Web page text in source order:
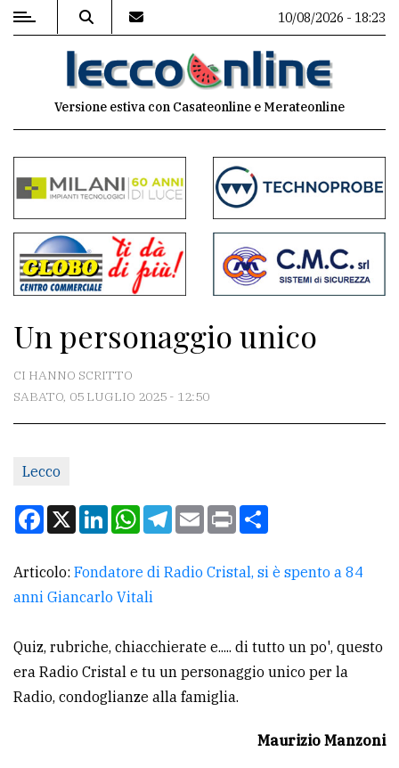
MENU
commenti
Contenuti
del
sito
Meteo
CONTATTI
redazione
Scrivici
Per
la
CERCA
10/08/2026 - 18:23
Versione estiva con Casateonline e Merateonline
Un personaggio unico
CI HANNO SCRITTO
SABATO, 05 LUGLIO 2025 - 12:50
Lecco
Facebook
X LinkedInWhatsApp
Telegram
EmailPrint
Articolo: Fondatore di Radio Cristal, si è spento a 84
anni Giancarlo Vitali
Quiz, rubriche, chiacchierate e..... di tutto un po', questo
era Radio Cristal e tu un personaggio unico per la
Radio, condoglianze alla famiglia.
Maurizio Manzoni